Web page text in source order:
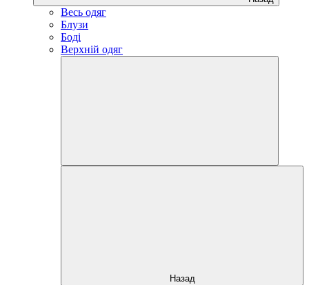
Весь одяг
Блузи
Боді
Верхній одяг
Назад